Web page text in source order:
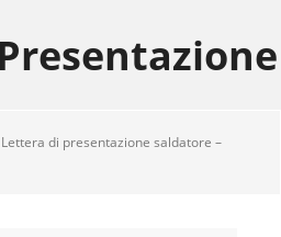
Lettera di presentazione saldatore –